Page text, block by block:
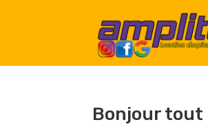
Bonjour tout